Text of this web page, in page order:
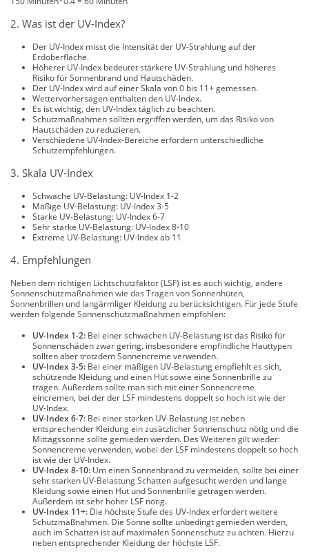
2. Was ist der UV-Index?
Der UV-Index misst die Intensität der UV-Strahlung auf der
Erdoberfläche.
Höherer UV-Index bedeutet stärkere UV-Strahlung und höheres
Risiko für Sonnenbrand und Hautschäden.
Der UV-Index wird auf einer Skala von 0 bis 11+ gemessen.
Wettervorhersagen enthalten den UV-Index.
Es ist wichtig, den UV-Index täglich zu beachten.
Schutzmaßnahmen sollten ergriffen werden, um das Risiko von
Hautschäden zu reduzieren.
Verschiedene UV-Index-Bereiche erfordern unterschiedliche
Schutzempfehlungen.
3. Skala UV-Index
Schwache UV-Belastung: UV-Index 1-2
Mäßige UV-Belastung: UV-Index 3-5
Starke UV-Belastung: UV-Index 6-7
Sehr starke UV-Belastung: UV-Index 8-10
Extreme UV-Belastung: UV-Index ab 11
4. Empfehlungen
Neben dem richtigen Lichtschutzfaktor (LSF) ist es auch wichtig, andere
Sonnenschutzmaßnahmen wie das Tragen von Sonnenhüten,
Sonnenbrillen und langärmliger Kleidung zu berücksichtigen. Für jede Stufe
werden folgende Sonnenschutzmaßnahmen empfohlen:
UV-Index 1-2: Bei einer schwachen UV-Belastung ist das Risiko für
Sonnenschäden zwar gering, insbesondere empfindliche Hauttypen
sollten aber trotzdem Sonnencreme verwenden.
UV-Index 3-5: Bei einer mäßigen UV-Belastung empfiehlt es sich,
schützende Kleidung und einen Hut sowie eine Sonnenbrille zu
tragen. Außerdem sollte man sich mit einer Sonnencreme
eincremen, bei der der LSF mindestens doppelt so hoch ist wie der
UV-Index.
UV-Index 6-7: Bei einer starken UV-Belastung ist neben
entsprechender Kleidung ein zusätzlicher Sonnenschutz nötig und die
Mittagssonne sollte gemieden werden. Des Weiteren gilt wieder:
Sonnencreme verwenden, wobei der LSF mindestens doppelt so hoch
ist wie der UV-Index.
UV-Index 8-10: Um einen Sonnenbrand zu vermeiden, sollte bei einer
sehr starken UV-Belastung Schatten aufgesucht werden und lange
Kleidung sowie einen Hut und Sonnenbrille getragen werden.
Außerdem ist sehr hoher LSF nötig.
UV-Index 11+: Die höchste Stufe des UV-Index erfordert weitere
Schutzmaßnahmen. Die Sonne sollte unbedingt gemieden werden,
auch im Schatten ist auf maximalen Sonnenschutz zu achten. Hierzu
neben entsprechender Kleidung der höchste LSF.